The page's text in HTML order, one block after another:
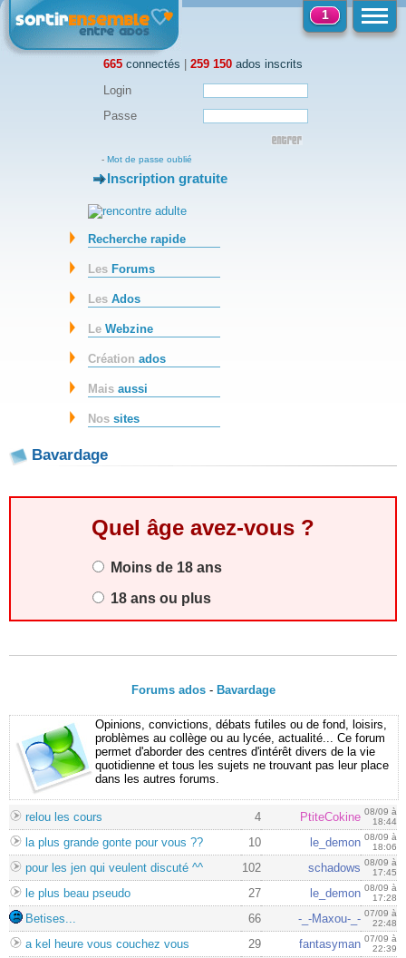
665 connectés | 259 150 ados inscrits
1
Login
Passe
- Mot de passe oublié
-Inscription gratuite
Recherche rapide
Les Forums
LesAdos
LeWebzine
Créationados
Maisaussi
Nossites
Bavardage
Quel âge avez-vous ?
Moins de 18 ans
18 ans ou plus
Forums ados- Bavardage
Opinions, convictions, débats futiles ou de fond, loisirs,
problèmes au collège ou au lycée, actualité... Ce forum
permet d'aborder des centres d'intérêt divers de la vie
quotidienne et tous les sujets ne trouvant pas leur place
dans les autres forums.
relou les cours 4 PtiteCokine 08/09 à
18:44
la plus grande gonte pour vous ?? 10 le_demon 08/09 à
18:06
pour les jen qui veulent discuté ^^ 102 schadows 08/09 à
17:45
le plus beau pseudo 27 le_demon 08/09 à
17:28
Betises... 66 -_-Maxou-_- 07/09 à
22:48
a kel heure vous couchez vous 29 fantasyman 07/09 à
22:39